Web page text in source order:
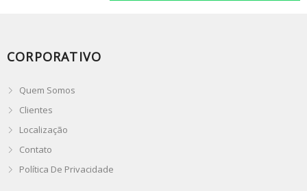
CORPORATIVO
Quem Somos
Clientes
Localização
Contato
Política De Privacidade